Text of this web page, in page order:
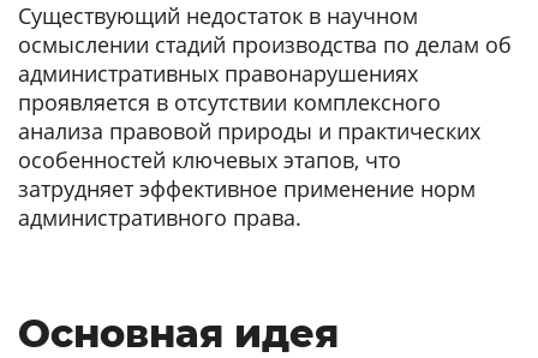
Существующий недостаток в научном
осмыслении стадий производства по делам об
административных правонарушениях
проявляется в отсутствии комплексного
анализа правовой природы и практических
особенностей ключевых этапов, что
затрудняет эффективное применение норм
административного права.
Основная идея